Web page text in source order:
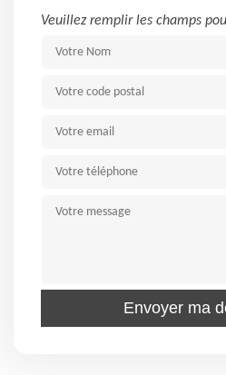
Veuillez remplir les champs